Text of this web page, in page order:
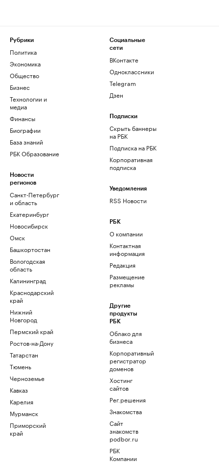
Рубрики
Политика
Экономика
Общество
Бизнес
Технологии и
медиа
Финансы
Биографии
База знаний
РБК Образование
Новости
регионов
Санкт-Петербург
и область
Екатеринбург
Новосибирск
Омск
Башкортостан
Вологодская
область
Калининград
Краснодарский
край
Нижний
Новгород
Пермский край
Ростов-на-Дону
Татарстан
Тюмень
Черноземье
Кавказ
Карелия
Мурманск
Приморский
край
Социальные
сети
ВКонтакте
Одноклассники
Telegram
Дзен
Подписки
Скрыть баннеры
на РБК
Подписка на РБК
Корпоративная
подписка
Уведомления
RSS Новости
РБК
О компании
Контактная
информация
Редакция
Размещение
рекламы
Другие
продукты
РБК
Облако для
бизнеса
Корпоративный
регистратор
доменов
Хостинг
сайтов
Рег.решения
Знакомства
Сайт
знакомств
podbor.ru
РБК
Компании